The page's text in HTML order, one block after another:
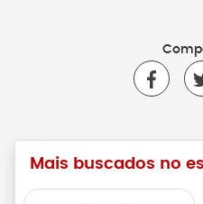
Mais buscados no